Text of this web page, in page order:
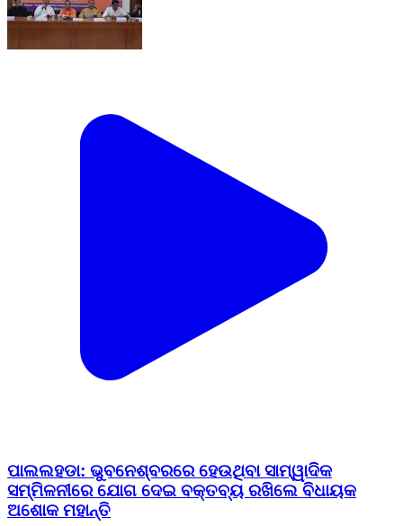
ପାଲଲହଡା: ଭୁବନେଶ୍ବରରେ ହେଉଥିବା ସାମ୍ୱାଦିକ
ସମ୍ମିଳନୀରେ ଯୋଗ ଦେଇ ବକ୍ତବ୍ୟ ରଖିଲେ ବିଧାୟକ
ଅଶୋକ ମହାନ୍ତି